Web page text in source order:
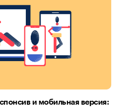
и мобильная версия: